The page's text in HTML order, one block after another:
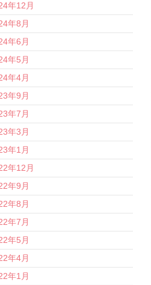
年12月
年8月
年6月
年5月
年4月
年9月
年7月
年3月
年1月
年12月
年9月
年8月
年7月
年5月
年4月
年1月